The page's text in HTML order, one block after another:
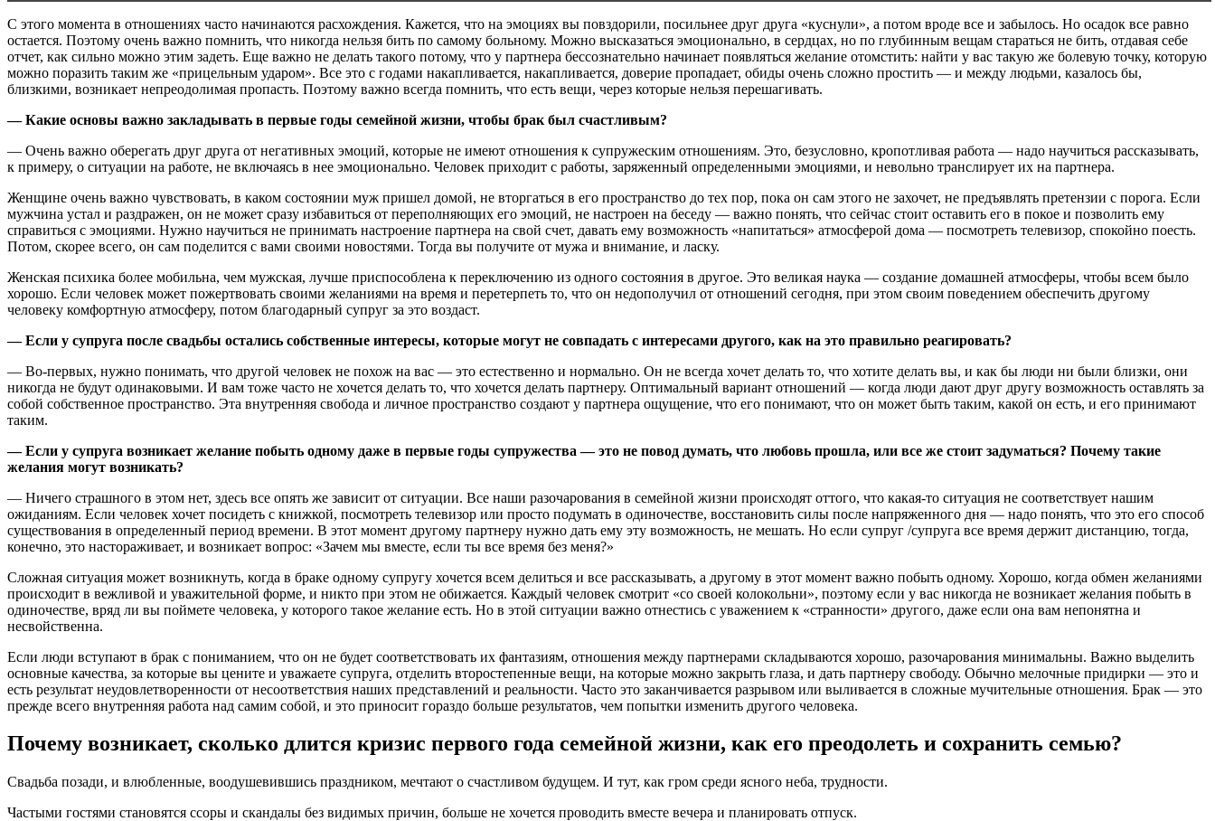
С этого момента в отношениях часто начинаются расхождения. Кажется, что на эмоциях вы повздорили, посильнее друг друга «куснули», а потом вроде все и забылось. Но осадок все равно
остается. Поэтому очень важно помнить, что никогда нельзя бить по самому больному. Можно высказаться эмоционально, в сердцах, но по глубинным вещам стараться не бить, отдавая себе
отчет, как сильно можно этим задеть. Еще важно не делать такого потому, что у партнера бессознательно начинает появляться желание отомстить: найти у вас такую же болевую точку, которую
можно поразить таким же «прицельным ударом». Все это с годами накапливается, накапливается, доверие пропадает, обиды очень сложно простить — и между людьми, казалось бы,
близкими, возникает непреодолимая пропасть. Поэтому важно всегда помнить, что есть вещи, через которые нельзя перешагивать.
— Какие основы важно закладывать в первые годы семейной жизни, чтобы брак был счастливым?
— Очень важно оберегать друг друга от негативных эмоций, которые не имеют отношения к супружеским отношениям. Это, безусловно, кропотливая работа — надо научиться рассказывать,
к примеру, о ситуации на работе, не включаясь в нее эмоционально. Человек приходит с работы, заряженный определенными эмоциями, и невольно транслирует их на партнера.
Женщине очень важно чувствовать, в каком состоянии муж пришел домой, не вторгаться в его пространство до тех пор, пока он сам этого не захочет, не предъявлять претензии с порога. Если
мужчина устал и раздражен, он не может сразу избавиться от переполняющих его эмоций, не настроен на беседу — важно понять, что сейчас стоит оставить его в покое и позволить ему
справиться с эмоциями. Нужно научиться не принимать настроение партнера на свой счет, давать ему возможность «напитаться» атмосферой дома — посмотреть телевизор, спокойно поесть.
Потом, скорее всего, он сам поделится с вами своими новостями. Тогда вы получите от мужа и внимание, и ласку.
Женская психика более мобильна, чем мужская, лучше приспособлена к переключению из одного состояния в другое. Это великая наука — создание домашней атмосферы, чтобы всем было
хорошо. Если человек может пожертвовать своими желаниями на время и перетерпеть то, что он недополучил от отношений сегодня, при этом своим поведением обеспечить другому
человеку комфортную атмосферу, потом благодарный супруг за это воздаст.
— Если у супруга после свадьбы остались собственные интересы, которые могут не совпадать с интересами другого, как на это правильно реагировать?
— Во-первых, нужно понимать, что другой человек не похож на вас — это естественно и нормально. Он не всегда хочет делать то, что хотите делать вы, и как бы люди ни были близки, они
никогда не будут одинаковыми. И вам тоже часто не хочется делать то, что хочется делать партнеру. Оптимальный вариант отношений — когда люди дают друг другу возможность оставлять за
собой собственное пространство. Эта внутренняя свобода и личное пространство создают у партнера ощущение, что его понимают, что он может быть таким, какой он есть, и его принимают
таким.
— Если у супруга возникает желание побыть одному даже в первые годы супружества — это не повод думать, что любовь прошла, или все же стоит задуматься? Почему такие
желания могут возникать?
— Ничего страшного в этом нет, здесь все опять же зависит от ситуации. Все наши разочарования в семейной жизни происходят оттого, что какая-то ситуация не соответствует нашим
ожиданиям. Если человек хочет посидеть с книжкой, посмотреть телевизор или просто подумать в одиночестве, восстановить силы после напряженного дня — надо понять, что это его способ
существования в определенный период времени. В этот момент другому партнеру нужно дать ему эту возможность, не мешать. Но если супруг /супруга все время держит дистанцию, тогда,
конечно, это настораживает, и возникает вопрос: «Зачем мы вместе, если ты все время без меня?»
Сложная ситуация может возникнуть, когда в браке одному супругу хочется всем делиться и все рассказывать, а другому в этот момент важно побыть одному. Хорошо, когда обмен желаниями
происходит в вежливой и уважительной форме, и никто при этом не обижается. Каждый человек смотрит «со своей колокольни», поэтому если у вас никогда не возникает желания побыть в
одиночестве, вряд ли вы поймете человека, у которого такое желание есть. Но в этой ситуации важно отнестись с уважением к «странности» другого, даже если она вам непонятна и
несвойственна.
Если люди вступают в брак с пониманием, что он не будет соответствовать их фантазиям, отношения между партнерами складываются хорошо, разочарования минимальны. Важно выделить
основные качества, за которые вы цените и уважаете супруга, отделить второстепенные вещи, на которые можно закрыть глаза, и дать партнеру свободу. Обычно мелочные придирки — это и
есть результат неудовлетворенности от несоответствия наших представлений и реальности. Часто это заканчивается разрывом или выливается в сложные мучительные отношения. Брак — это
прежде всего внутренняя работа над самим собой, и это приносит гораздо больше результатов, чем попытки изменить другого человека.
Почему возникает, сколько длится кризис первого года семейной жизни, как его преодолеть и сохранить семью?
Свадьба позади, и влюбленные, воодушевившись праздником, мечтают о счастливом будущем. И тут, как гром среди ясного неба, трудности.
Частыми гостями становятся ссоры и скандалы без видимых причин, больше не хочется проводить вместе вечера и планировать отпуск.